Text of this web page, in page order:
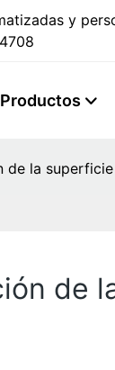
y
Productos
de la
de